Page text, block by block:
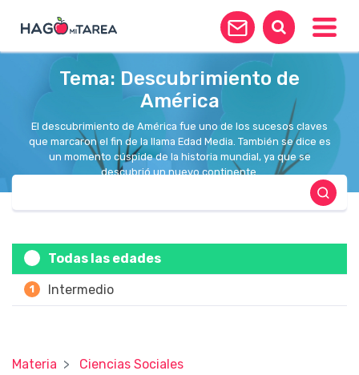
Tema: Descubrimiento de
América
El descubrimiento de América fue uno de los sucesos claves
que marcaron el fin de la llama Edad Media. También se dice es
un momento cúspide de la historia mundial, ya que se
descubrió un nuevo continente.
Todas las edades
1 Intermedio
Materia
Ciencias Sociales